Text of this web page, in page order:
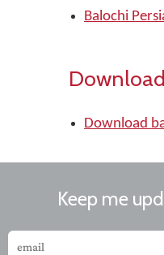
Balochi
Download
Keep me